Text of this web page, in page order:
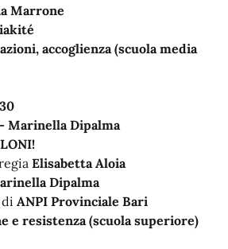
Marrone
accoglienza (scuola media
Marinella Dipalma
Elisabetta Aloia
Dipalma
ANPI Provinciale Bari
e resistenza (scuola superiore)